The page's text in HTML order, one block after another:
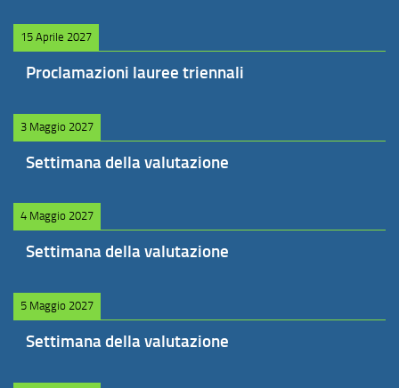
15 Aprile 2027
Proclamazioni lauree triennali
3 Maggio 2027
Settimana della valutazione
4 Maggio 2027
Settimana della valutazione
5 Maggio 2027
Settimana della valutazione